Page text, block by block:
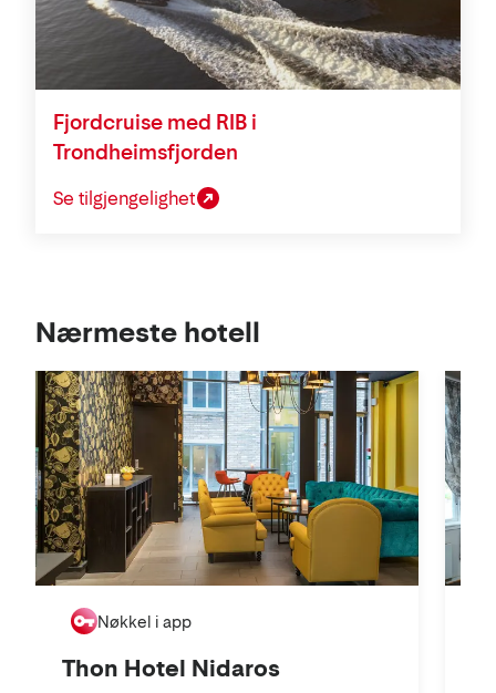
Fjordcruise med RIB i
Trondheimsfjorden
Se tilgjengelighet
Se
kart
Nærmeste hotell
Thon Hotel Nidaros
Nøkkel i app